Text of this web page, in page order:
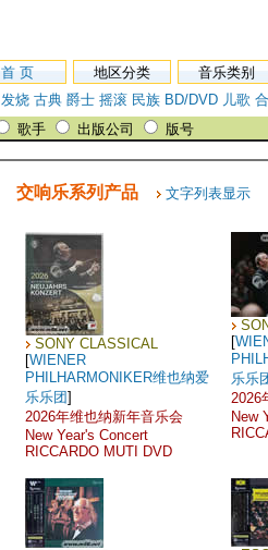
首 页 地区分类
音乐类别
发烧 古典 爵士 摇滚 民族 BD/DVD 儿歌
歌手 出版公司 版号
交响乐系列产品 文字列表显示
SONY CLASSICAL
[WIENER
PHILHARMONIKER维也纳爱
乐乐团]
2026年维也纳新年音乐会
New Year's Concert
RICCARDO MUTI DVD
[
乐乐
2026
New